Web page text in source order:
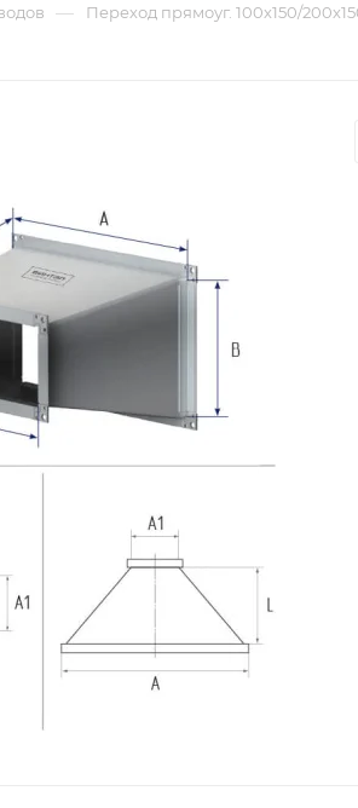
— Переход прямоуг. 100х150/